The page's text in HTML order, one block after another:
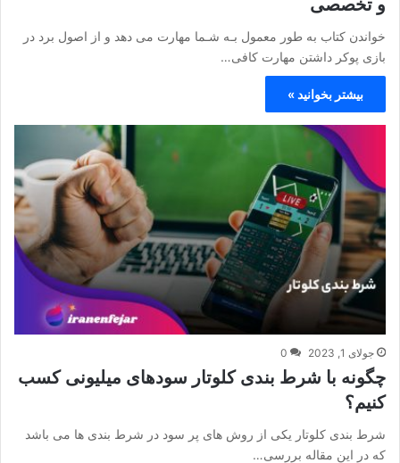
و تخصصی
خواندن کتاب به طور معمول بـه شـما مهارت می دهد و از اصول برد در
بازی پوکر داشتن مهارت کافی…
بیشتر بخوانید »
جولای 1, 2023 0
چگونه با شرط بندی کلوتار سودهای میلیونی کسب
کنیم؟
شرط بندی کلوتار یکی از روش های پر سود در شرط بندی ها می باشد
که در این مقاله بررسی…